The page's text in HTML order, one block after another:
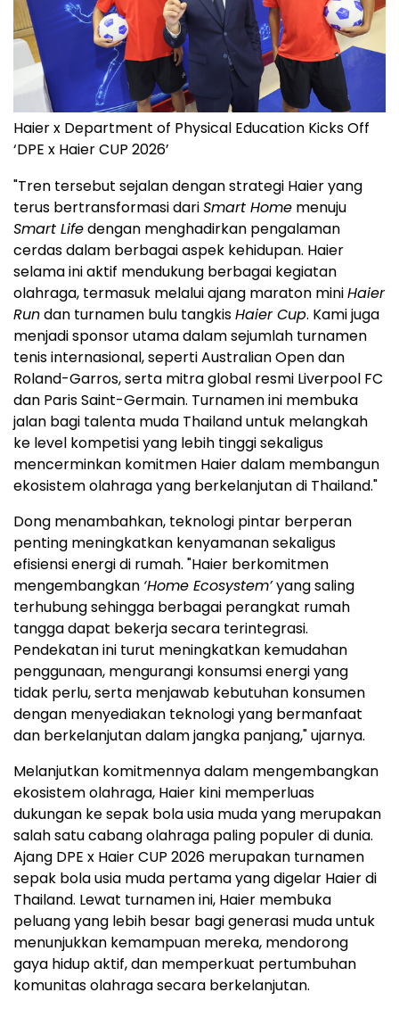
Haier x Department of Physical Education Kicks Off
‘DPE x Haier CUP 2026’
"Tren tersebut sejalan dengan strategi Haier yang
terus bertransformasi dariSmart Home menuju
Smart Lifedengan menghadirkan pengalaman
cerdas dalam berbagai aspek kehidupan. Haier
selama ini aktif mendukung berbagai kegiatan
olahraga, termasuk melalui ajang maraton miniHaier
Rundan turnamen bulu tangkisHaier Cup. Kami juga
menjadi sponsor utama dalam sejumlah turnamen
tenis internasional, seperti Australian Open dan
Roland-Garros, serta mitra global resmi Liverpool FC
dan Paris Saint-Germain. Turnamen ini membuka
jalan bagi talenta muda Thailand untuk melangkah
ke level kompetisi yang lebih tinggi sekaligus
mencerminkan komitmen Haier dalam membangun
ekosistem olahraga yang berkelanjutan di Thailand."
Dong menambahkan, teknologi pintar berperan
penting meningkatkan kenyamanan sekaligus
efisiensi energi di rumah. "Haier berkomitmen
mengembangkan ‘Home Ecosystem’yang saling
terhubung sehingga berbagai perangkat rumah
tangga dapat bekerja secara terintegrasi.
Pendekatan ini turut meningkatkan kemudahan
penggunaan, mengurangi konsumsi energi yang
tidak perlu, serta menjawab kebutuhan konsumen
dengan menyediakan teknologi yang bermanfaat
dan berkelanjutan dalam jangka panjang," ujarnya.
Melanjutkan komitmennya dalam mengembangkan
ekosistem olahraga, Haier kini memperluas
dukungan ke sepak bola usia muda yang merupakan
salah satu cabang olahraga paling populer di dunia.
Ajang DPE x Haier CUP 2026 merupakan turnamen
sepak bola usia muda pertama yang digelar Haier di
Thailand. Lewat turnamen ini, Haier membuka
peluang yang lebih besar bagi generasi muda untuk
menunjukkan kemampuan mereka, mendorong
gaya hidup aktif, dan memperkuat pertumbuhan
komunitas olahraga secara berkelanjutan.